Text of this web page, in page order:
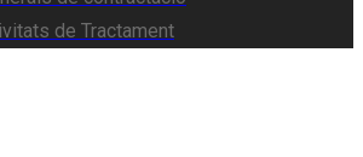
de Tractament